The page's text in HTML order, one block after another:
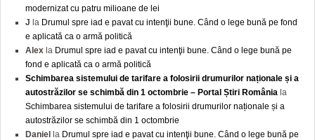
modernizat cu patru milioane de lei
J la Drumul spre iad e pavat cu intenţii bune. Când o lege bună pe fond
e aplicată ca o armă politică
Alex la Drumul spre iad e pavat cu intenţii bune. Când o lege bună pe
fond e aplicată ca o armă politică
Schimbarea sistemului de tarifare a folosirii drumurilor naționale și a
autostrăzilor se schimbă din 1 octombrie – Portal Știri România la
Schimbarea sistemului de tarifare a folosirii drumurilor naționale și a
autostrăzilor se schimbă din 1 octombrie
Daniel la Drumul spre iad e pavat cu intenţii bune. Când o lege bună pe